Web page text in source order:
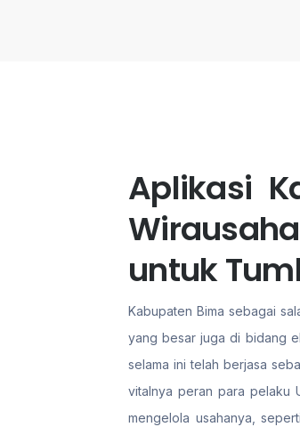
Aplikasi
untuk
Kabupaten Bima sebagai
yang besar juga di bidang
selama ini telah berjasa
vitalnya peran para pelaku
mengelola usahanya,